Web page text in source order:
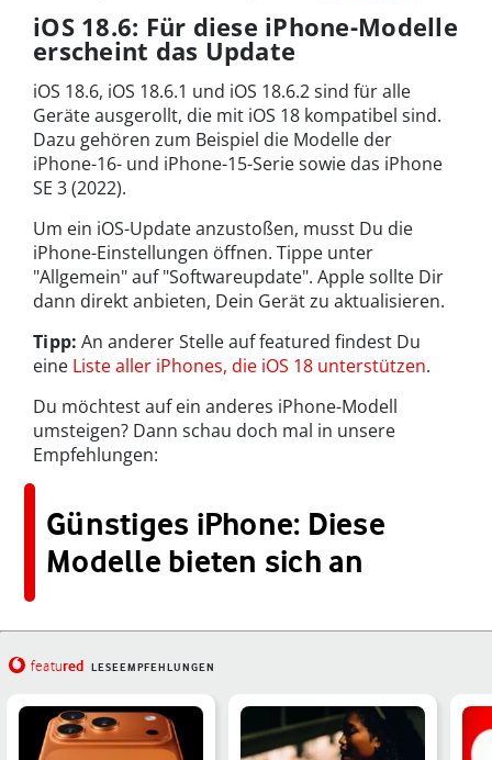
iOS 18.6: Für diese iPhone-Modelle
erscheint das Update
iOS 18.6, iOS 18.6.1 und iOS 18.6.2 sind für alle
Geräte ausgerollt, die mit iOS 18 kompatibel sind.
Dazu gehören zum Beispiel die Modelle der
iPhone-16- und iPhone-15-Serie sowie das iPhone
SE 3 (2022).
Um ein iOS-Update anzustoßen, musst Du die
iPhone-Einstellungen öffnen. Tippe unter
"Allgemein" auf "Softwareupdate". Apple sollte Dir
dann direkt anbieten, Dein Gerät zu aktualisieren.
Tipp: An anderer Stelle auf featured findest Du
eine Liste aller iPhones, die iOS 18 unterstützen.
Du möchtest auf ein anderes iPhone-Modell
umsteigen? Dann schau doch mal in unsere
Empfehlungen:
Günstiges iPhone: Diese
Modelle bieten sich an
featured LESEEMPFEHLUNGEN